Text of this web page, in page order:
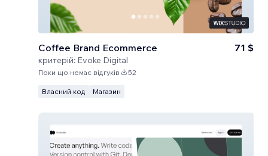
Coffee Brand Ecommerce
критерій: Evoke Digital
71 $
Поки що немає відгуків 52
Власний код Магазин